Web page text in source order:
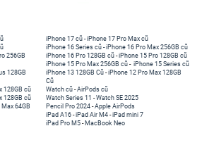
256GB
iPhone 17 cũ -iPhone 17 Pro Max cũ
iPhone 16 Series cũ - iPhone 16 Pro Max 256GB cũ
iPhone 16 Pro 128GB cũ -iPhone 15 Pro 128GB cũ
iPhone 15 Pro Max 256GB cũ - iPhone 15 Series cũ
128GB
128GB cũ
128GB cũ
64GB
iPhone 13 128GB Cũ -iPhone 12 Pro Max 128GB
Cũ
Watch cũ -AirPods cũ
Watch Series 11 -Watch SE 2025
Pencil Pro 2024 -Apple AirPods
iPad A16 -iPad Air M4 -iPad mini 7
iPad Pro M5 - MacBook Neo